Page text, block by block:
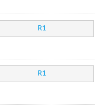
R1
R1